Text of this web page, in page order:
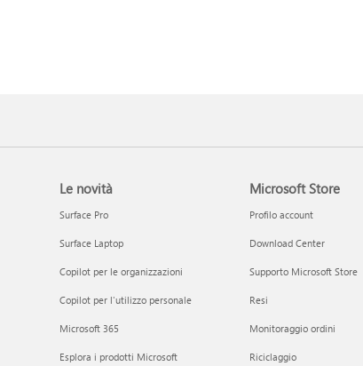
Le novità
Surface Pro
Surface Laptop
Copilot per le organizzazioni
Copilot per l'utilizzo personale
Microsoft 365
Esplora i prodotti Microsoft
Microsoft Store
Profilo account
Download Center
Supporto Microsoft Store
Resi
Monitoraggio ordini
Riciclaggio